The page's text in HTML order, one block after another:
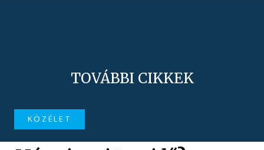
TOVÁBBI CIKKEK
KÖZÉLET